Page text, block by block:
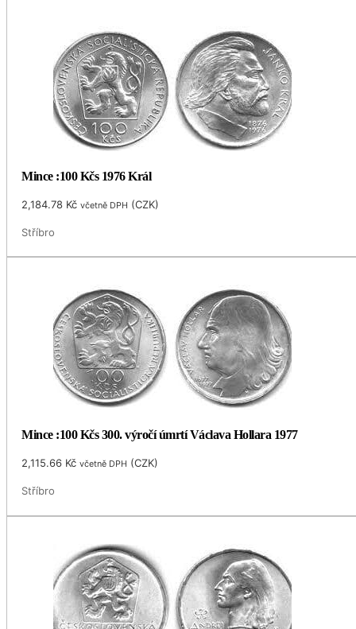
Mince :100 Kčs 1976 Král
2,184.78 Kč včetně DPH (CZK)
Stříbro
Mince :100 Kčs 300. výročí úmrtí Václava Hollara 1977
2,115.66 Kč včetně DPH (CZK)
Stříbro